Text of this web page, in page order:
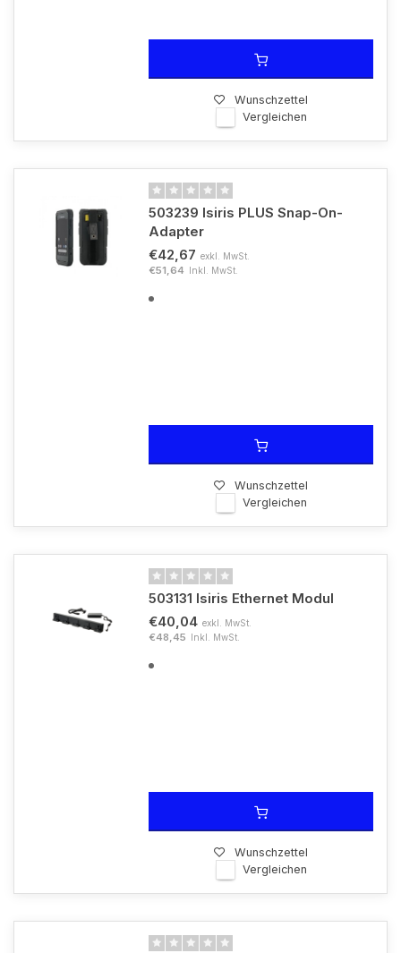
Wunschzettel
Vergleichen
503239 Isiris PLUS Snap-On-
Adapter
€42,67 exkl. MwSt.
€51,64 Inkl. MwSt.
Wunschzettel
Vergleichen
503131 Isiris Ethernet Modul
€40,04 exkl. MwSt.
€48,45 Inkl. MwSt.
Wunschzettel
Vergleichen